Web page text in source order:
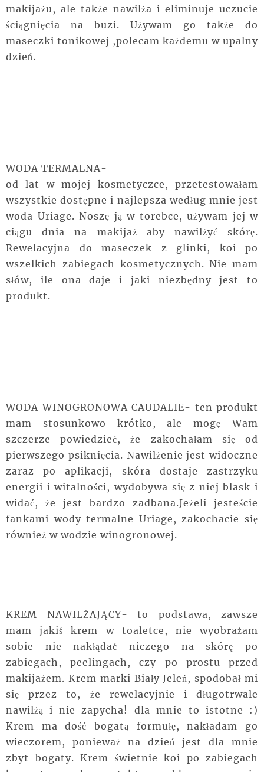
makijażu, ale także nawilża i eliminuje uczucie
ściągnięcia na buzi. Używam go także do
maseczki tonikowej ,polecam każdemu w upalny
dzień.
WODA TERMALNA-
od lat w mojej kosmetyczce, przetestowałam
wszystkie dostępne i najlepsza według mnie jest
woda Uriage. Noszę ją w torebce, używam jej w
ciągu dnia na makijaż aby nawilżyć skórę.
Rewelacyjna do maseczek z glinki, koi po
wszelkich zabiegach kosmetycznych. Nie mam
słów, ile ona daje i jaki niezbędny jest to
produkt.
WODA WINOGRONOWA CAUDALIE- ten produkt
mam stosunkowo krótko, ale mogę Wam
szczerze powiedzieć, że zakochałam się od
pierwszego psiknięcia. Nawilżenie jest widoczne
zaraz po aplikacji, skóra dostaje zastrzyku
energii i witalności, wydobywa się z niej blask i
widać, że jest bardzo zadbana.Jeżeli jesteście
fankami wody termalne Uriage, zakochacie się
również w wodzie winogronowej.
KREM NAWILŻAJĄCY- to podstawa, zawsze
mam jakiś krem w toaletce, nie wyobrażam
sobie nie nakłądać niczego na skórę po
zabiegach, peelingach, czy po prostu przed
makijażem. Krem marki Biały Jeleń, spodobał mi
się przez to, że rewelacyjnie i długotrwale
nawilżą i nie zapycha! dla mnie to istotne :)
Krem ma dość bogatą formułę, nakładam go
wieczorem, ponieważ na dzień jest dla mnie
zbyt bogaty. Krem świetnie koi po zabiegach